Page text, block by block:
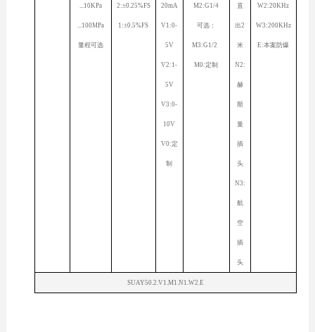
...10KPa
...100MPa
量程可选
2:±0.25%FS
1:±0.5%FS
20mA
V1:0-
5V
V2:1-
5V
V3:0-
10V
V0:定
制
M2:G1/4
可选：
M3:G1/2
M0:定制
直
出2
米
N2:
赫
斯
曼
插
头
N3:
航
空
插
头
W2:20KHz
W3:200KHz
E:本案防爆
SUAY50.2.V1.M1.N1.W2.E